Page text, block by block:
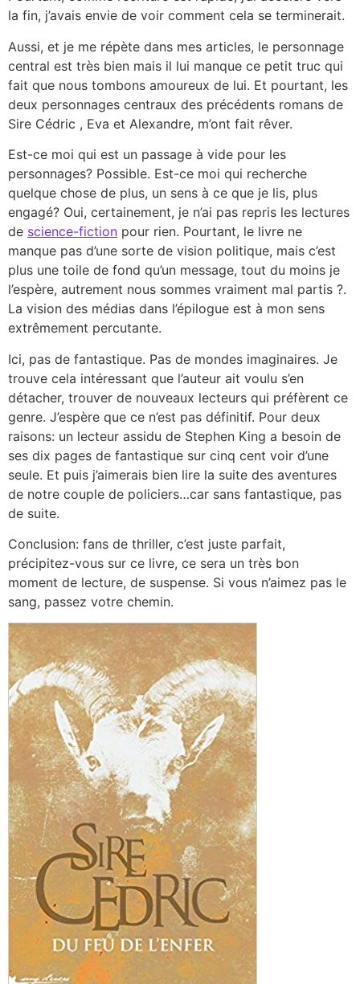
la fin, j’avais envie de voir comment cela se terminerait.
Aussi, et je me répète dans mes articles, le personnage
central est très bien mais il lui manque ce petit truc qui
fait que nous tombons amoureux de lui. Et pourtant, les
deux personnages centraux des précédents romans de
Sire Cédric , Eva et Alexandre, m’ont fait rêver.
Est-ce moi qui est un passage à vide pour les
personnages? Possible. Est-ce moi qui recherche
quelque chose de plus, un sens à ce que je lis, plus
engagé? Oui, certainement, je n’ai pas repris les lectures
de science-fiction pour rien. Pourtant, le livre ne
manque pas d’une sorte de vision politique, mais c’est
plus une toile de fond qu’un message, tout du moins je
l’espère, autrement nous sommes vraiment mal partis ?.
La vision des médias dans l’épilogue est à mon sens
extrêmement percutante.
Ici, pas de fantastique. Pas de mondes imaginaires. Je
trouve cela intéressant que l’auteur ait voulu s’en
détacher, trouver de nouveaux lecteurs qui préfèrent ce
genre. J’espère que ce n’est pas définitif. Pour deux
raisons: un lecteur assidu de Stephen King a besoin de
ses dix pages de fantastique sur cinq cent voir d’une
seule. Et puis j’aimerais bien lire la suite des aventures
de notre couple de policiers…car sans fantastique, pas
de suite.
Conclusion: fans de thriller, c’est juste parfait,
précipitez-vous sur ce livre, ce sera un très bon
moment de lecture, de suspense. Si vous n’aimez pas le
sang, passez votre chemin.